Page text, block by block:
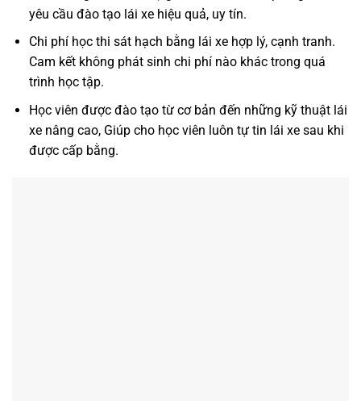
yêu cầu đào tạo lái xe hiệu quả, uy tín.
Chi phí học thi sát hạch bằng lái xe hợp lý, cạnh tranh.
Cam kết không phát sinh chi phí nào khác trong quá
trình học tập.
Học viên được đào tạo từ cơ bản đến những kỹ thuật lái
xe nâng cao, Giúp cho học viên luôn tự tin lái xe sau khi
được cấp bằng.